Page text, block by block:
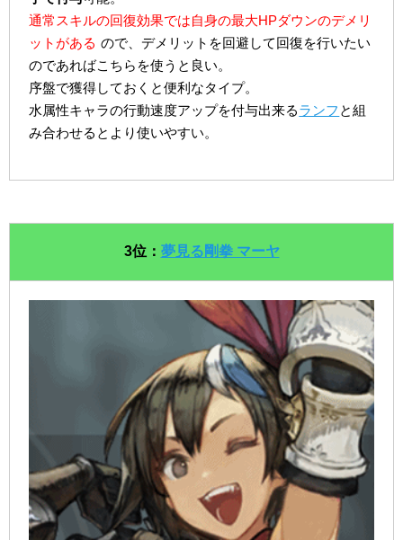
通常スキルの回復効果では自身の最大HPダウンのデメリ
ットがある ので、デメリットを回避して回復を行いたい
のであればこちらを使うと良い。
序盤で獲得しておくと便利なタイプ。
水属性キャラの行動速度アップを付与出来るランフ と組
み合わせるとより使いやすい。
3位： 夢見る剛拳 マーヤ